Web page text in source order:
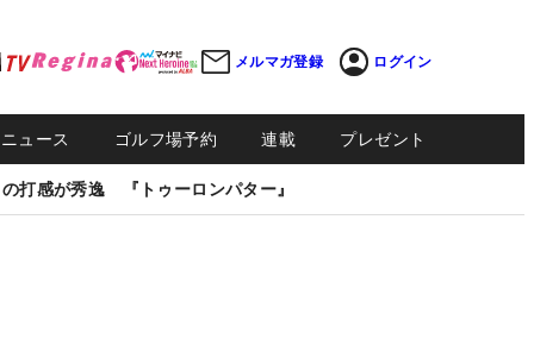
メルマガ登録 ログイン
ュース ゴルフ場予約 連載 プレゼント
打感が秀逸 『トゥーロンパター』